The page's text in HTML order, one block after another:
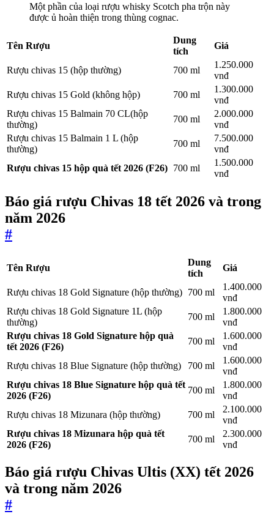
Một phần của loại rượu whisky Scotch pha trộn này
được ủ hoàn thiện trong thùng cognac.
Tên Rượu
Dung
tích
Giá
Rượu chivas 15 (hộp thường) 700 ml
1.250.000
vnđ
Rượu chivas 15 Gold (không hộp)
700 ml
1.300.000
vnđ
Rượu chivas 15 Balmain 70 CL(hộp
thường)
700 ml
2.000.000
vnđ
Rượu chivas 15 Balmain 1 L (hộp
thường)
700 ml
7.500.000
vnđ
Rượu chivas 15 hộp quà tết 2026 (F26) 700 ml
1.500.000
vnđ
Báo giá rượu Chivas 18 tết 2026 và trong
năm 2026
#
Tên Rượu
Dung
tích
Giá
Rượu chivas 18 Gold Signature (hộp thường) 700 ml
1.400.000
vnđ
Rượu chivas 18 Gold Signature 1L (hộp
thường)
700 ml
1.800.000
vnđ
Rượu chivas 18 Gold Signature hộp quà
tết 2026 (F26)
700 ml
1.600.000
vnđ
Rượu chivas 18 Blue Signature (hộp thường)
700 ml
1.600.000
vnđ
Rượu chivas 18 Blue Signature hộp quà tết
2026 (F26)
700 ml
1.800.000
vnđ
Rượu chivas 18 Mizunara (hộp thường)
700 ml
2.100.000
vnđ
Rượu chivas 18 Mizunara hộp quà tết
2026 (F26)
700 ml
2.300.000
vnđ
Báo giá rượu Chivas Ultis (XX) tết 2026
và trong năm 2026
#